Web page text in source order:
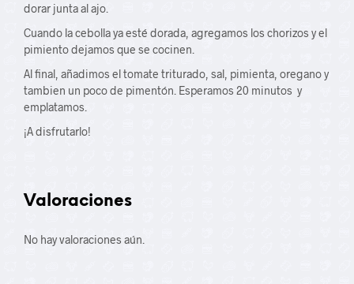
dorar junta al ajo.
Cuando la cebolla ya esté dorada, agregamos los chorizos y el
pimiento dejamos que se cocinen.
Al final, añadimos el tomate triturado, sal, pimienta, oregano y
tambien un poco de pimentón. Esperamos 20 minutos y
emplatamos.
¡A disfrutarlo!
Valoraciones
No hay valoraciones aún.